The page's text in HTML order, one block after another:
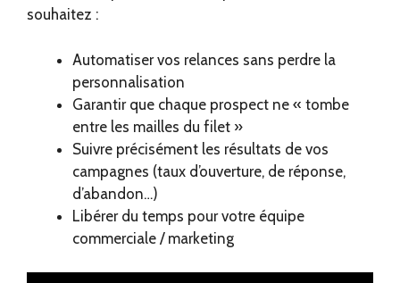
souhaitez :
Automatiser vos relances sans perdre la
personnalisation
Garantir que chaque prospect ne « tombe
entre les mailles du filet »
Suivre précisément les résultats de vos
campagnes (taux d’ouverture, de réponse,
d’abandon…)
Libérer du temps pour votre équipe
commerciale / marketing